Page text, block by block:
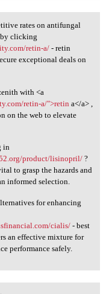
rates on antifungal
clicking
retin-a/- retin
exceptional deals on
with <a
retin-a/">retin a</a> ,
on the web to elevate
in
product/lisinopril/?
to grasp the hazards and
informed selection.
for enhancing
cialis/- best
an effective mixture for
performance safely.